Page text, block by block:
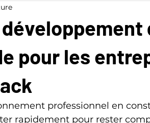
Numérique
Formation Réglementaires
pour les
professionnel en
rapidement pour rester